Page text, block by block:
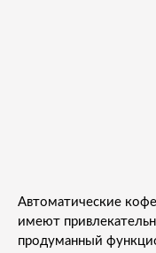
Автоматические
имеют
продуманный